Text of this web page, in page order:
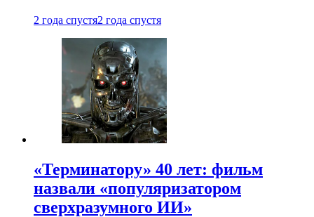
2 года спустя2 года спустя
«Терминатору» 40 лет: фильм
назвали «популяризатором
сверхразумного ИИ»